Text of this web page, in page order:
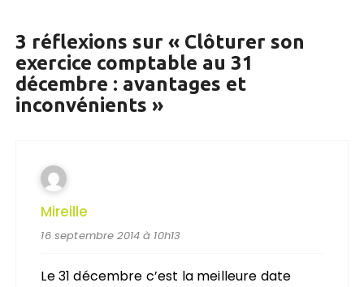
3 réflexions sur « Clôturer son
exercice comptable au 31
décembre : avantages et
inconvénients »
Mireille
16 septembre 2014 à 10h13
Le 31 décembre c’est la meilleure date